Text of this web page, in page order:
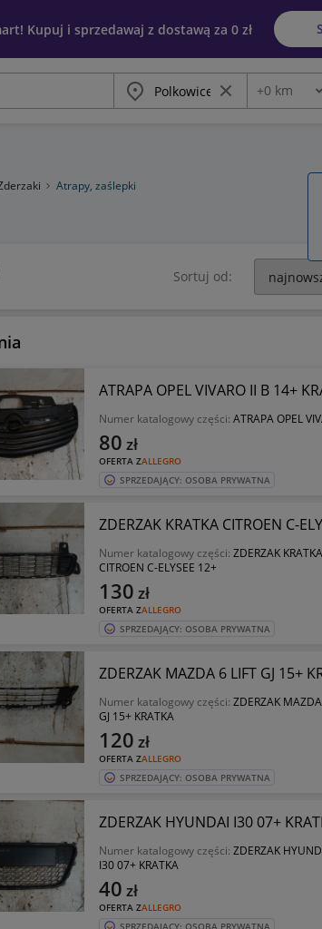
Kupuj i sprzedawaj z dostawą za 0 zł
Miasto Wyczyść frazę
Odległość
+0 km
Atrapy, zaślepki
siatki Sortuj od:
ATRAPA OPEL VIVARO II B 14+
Numer katalogowy części: ATRAPA OPEL
OFERTA ZALLEGRO
80 zł
SPRZEDAJĄCY: OSOBA PRYWATNA
ZDERZAK KRATKA CITROEN C-
Numer katalogowy części: ZDERZAK KRATKA
CITROEN C-ELYSEE 12+
OFERTA ZALLEGRO
130 zł
SPRZEDAJĄCY: OSOBA PRYWATNA
ZDERZAK MAZDA 6 LIFT GJ 15+
Numer katalogowy części: ZDERZAK
GJ 15+ KRATKA
OFERTA ZALLEGRO
120 zł
SPRZEDAJĄCY: OSOBA PRYWATNA
ZDERZAK HYUNDAI I30 07+
Numer katalogowy części: ZDERZAK
I30 07+ KRATKA
OFERTA ZALLEGRO
40 zł
SPRZEDAJĄCY: OSOBA PRYWATNA